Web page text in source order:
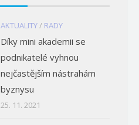
AKTUALITY/ RADY
Díky mini akademii se
podnikatelé vyhnou
nejčastějším nástrahám
byznysu
25. 11. 2021